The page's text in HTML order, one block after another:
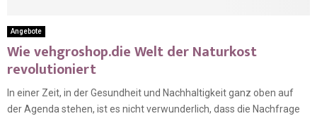
Angebote
Wie vehgroshop.die Welt der Naturkost
revolutioniert
In einer Zeit, in der Gesundheit und Nachhaltigkeit ganz oben auf
der Agenda stehen, ist es nicht verwunderlich, dass die Nachfrage